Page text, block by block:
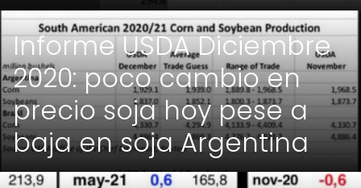
Informe USDA Diciembre
2020: poco cambio en
precio soja hoy pese a
baja en soja Argentina